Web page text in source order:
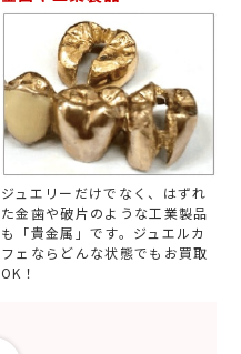
ジュエリーだけでなく、はずれ
た金歯や破片のような工業製品
も「貴金属」です。ジュエルカ
フェならどんな状態でもお買取
OK！